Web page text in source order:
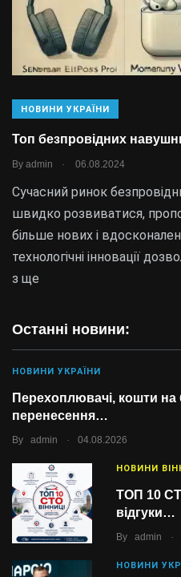
НОВИНИ УКРАЇНИ
Топ безпровідних
By admin . 06.08.2024
Сучасний ринок
швидко розвиватися,
більше нових і
технологічні інновації
з ще
Останні новини:
НОВИНИ УКРАЇНИ
Перехоплювачі, кошти на
перенесення…
By admin . 04.08.2026
НОВИНИ
ТОП 10
відгуки…
By admin .
НОВИНИ